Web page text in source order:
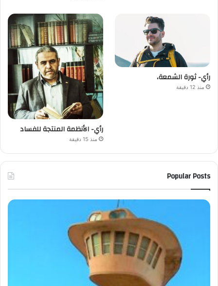
رأي- ثورة الشمعة،
منذ 12 دقيقة
رأي- الأنظمة المنتجة للفساد
منذ 15 دقيقة
Popular Posts